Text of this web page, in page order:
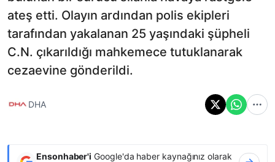
ateş etti. Olayın ardından polis ekipleri
tarafından yakalanan 25 yaşındaki şüpheli
C.N. çıkarıldığı mahkemece tutuklanarak
cezaevine gönderildi.
DHA
Ensonhaber'i Google'da haber kaynağınız olarak